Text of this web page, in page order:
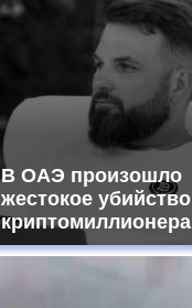
В ОАЭ произошло
жестокое убийство
криптомиллионера